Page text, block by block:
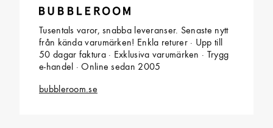
Tusentals varor, snabba leveranser. Senaste nytt
från kända varumärken! Enkla returer · Upp till
50 dagar faktura · Exklusiva varumärken · Trygg
e-handel · Online sedan 2005
bubbleroom.se